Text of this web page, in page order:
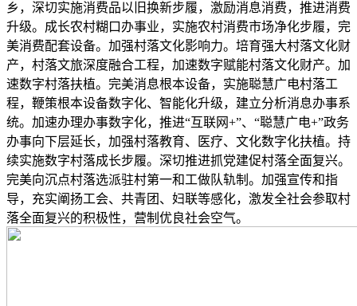
乡，深切实施消费品以旧换新步履，激励消息消费，推进消费
升级。成长农村糊口办事业，实施农村消费市场净化步履，完
美消费配套设备。加强村落文化影响力。培育强大村落文化财
产，村落文旅深度融合工程，加速数字赋能村落文化财产。加
速数字村落扶植。完美消息根本设备，实施聪慧广电村落工
程，鞭策根本设备数字化、智能化升级，建立分析消息办事系
统。加速办理办事数字化，推进“互联网+”、“聪慧广电+”政务
办事向下层延长，加强村落教育、医疗、文化数字化扶植。持
续实施数字村落成长步履。深切推进抓党建促村落全面复兴。
完美向沉点村落选派驻村第一和工做队轨制。加强宣传和指
导，充实阐扬工会、共青团、妇联等感化，激发全社会参取村
落全面复兴的积极性，营制优良社会空气。